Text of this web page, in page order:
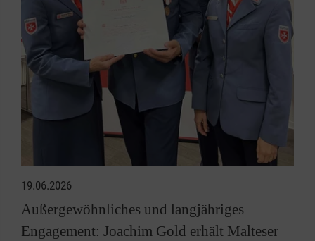
19.06.2026
Außergewöhnliches und langjähriges
Engagement: Joachim Gold erhält Malteser